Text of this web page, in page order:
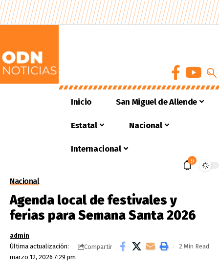
Inicio San Miguel de Allende
Estatal Nacional
Internacional
9
Nacional
Agenda local de festivales y
ferias para Semana Santa 2026
Última actualización:
marzo 12, 2026 7:29 pm
admin
Compartir
2 Min Read